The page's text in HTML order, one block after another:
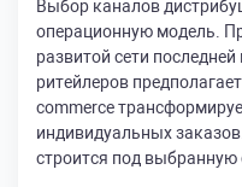
Выбор каналов
операционную модель.
развитой сети
ритейлеров
commerce
индивидуальных
строится под выбранную